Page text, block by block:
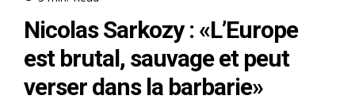
Nicolas Sarkozy : «L’Europe
est brutal, sauvage et peut
verser dans la barbarie»